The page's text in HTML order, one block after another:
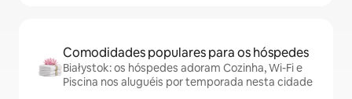
Comodidades populares para os hóspedes
Białystok: os hóspedes adoram Cozinha, Wi-Fi e
Piscina nos aluguéis por temporada nesta cidade